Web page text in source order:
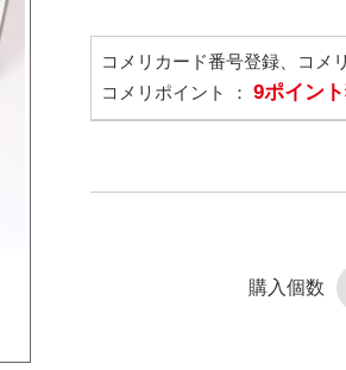
コメリカード番号登録、コメ
コメリポイント ： 9ポイン
購入個数